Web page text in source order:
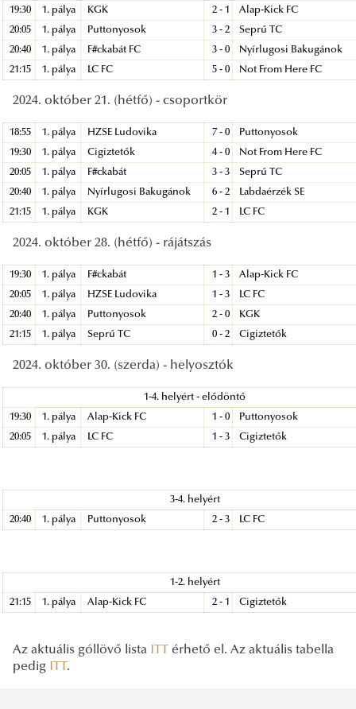
19:30 1. pálya KGK 2 - 1 Alap-Kick FC
20:05 1. pálya Puttonyosok 3 - 2 Seprű TC
20:40 1. pálya F#ckabát FC 3 - 0 Nyírlugosi Bakugánok
21:15 1. pálya LC FC 5 - 0 Not From Here FC
2024. október 21. (hétfő) - csoportkör
18:55 1. pálya HZSE Ludovika 7 - 0 Puttonyosok
19:30 1. pálya Cigiztetők 4 - 0 Not From Here FC
20:05 1. pálya F#ckabát 3 - 3 Seprű TC
20:40 1. pálya Nyírlugosi Bakugánok 6 - 2 Labdaérzék SE
21:15 1. pálya KGK 2 - 1 LC FC
2024. október 28. (hétfő) - rájátszás
19:30 1. pálya F#ckabát 1 - 3 Alap-Kick FC
20:05 1. pálya HZSE Ludovika 1 - 3 LC FC
20:40 1. pálya Puttonyosok 2 - 0 KGK
21:15 1. pálya Seprű TC 0 - 2 Cigiztetők
2024. október 30. (szerda) - helyosztók
1-4. helyért - elődöntő
19:30 1. pálya Alap-Kick FC 1 - 0 Puttonyosok
20:05 1. pálya LC FC 1 - 3 Cigiztetők
3-4. helyért
20:40 1. pálya Puttonyosok 2 - 3 LC FC
1-2. helyért
21:15 1. pálya Alap-Kick FC 2 - 1 Cigiztetők
Az aktuális góllövő lista ITT érhető el. Az aktuális tabella
pedig ITT.